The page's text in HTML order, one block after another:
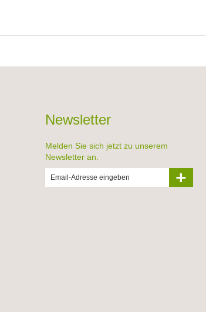
Newsletter
Melden Sie sich jetzt zu unserem
Newsletter an.